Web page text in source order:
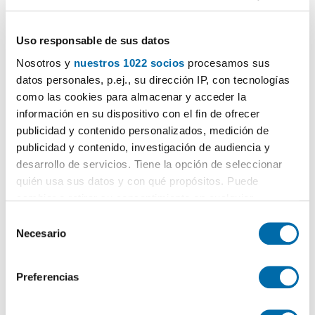
Uso responsable de sus datos
Nosotros y nuestros 1022 socios procesamos sus
datos personales, p.ej., su dirección IP, con tecnologías
como las cookies para almacenar y acceder la
información en su dispositivo con el fin de ofrecer
publicidad y contenido personalizados, medición de
publicidad y contenido, investigación de audiencia y
desarrollo de servicios. Tiene la opción de seleccionar
quién usa sus datos y con qué propósitos. Puede
el Menú de consentimiento.
Recopilar información sobre su ubicación geográfica
Necesario
Preferencias
5.500€
160m2 3 Hab 3 Baños
Carretera de Cádiz, Sacaba Beach, Málaga